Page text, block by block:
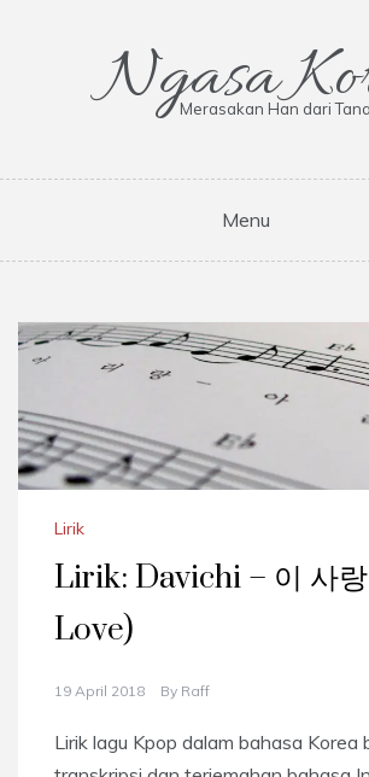
Ngasa
Merasakan Han dari
Menu
Lirik
Lirik: Davichi – 이 사
Love)
19 April 2018 By Raff
Lirik lagu Kpop dalam bahasa Korea